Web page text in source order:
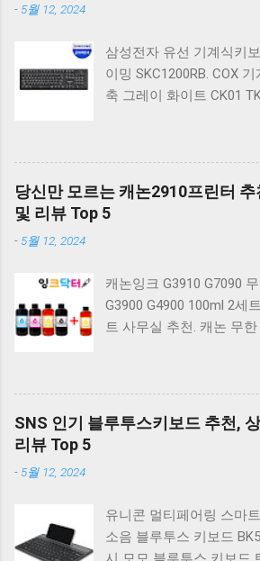
- 5월 12, 2024
삼성전자 유선 기계식키
이밍 SKC1200RB. COX
축 그레이 화이트 CK01
랙 K560 일반형. 앱코
밍 유선키보드 갈축 일반
키보드 G803000S TKL
계식 키보드 4종 축 선택
베이지 K517 Retro. COX
RGB 게이밍 기계식 키보
일반형. 체리키보드 XTRFY
COX 기계식 게이밍 키
CK01 TKL 텐키리스 기계
하실 때, 추가 할인 혜택을
정이 많이 어려우시죠?
상품을 고를 때는 더 고민
니다. 다양한 상품들을 상
당신만 모르는 캐논2910프린터
및 리뷰 Top 5
- 5월 12, 2024
캐논잉크 G3910 G7090
G3900 G4900 100ml 2세
트 사무실 추천. 캐논 무
논 PIXMA G2910 잉크포
러 잉크젯복합기 가정용
캐논 G시리즈 프린터 정
G1900 G2900 G3900
G4902 G4910 G4911 리
500ml 4색세트. 캐논 빌
SNS 인기 블루투스키보드 추천,
리뷰 Top 5
- 5월 12, 2024
유니콘 멀티페어링 스마
소음 블루투스 키보드